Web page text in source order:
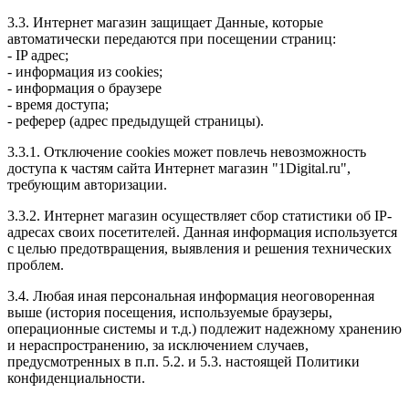
3.3. Интернет магазин защищает Данные, которые
автоматически передаются при посещении страниц:
- IP адрес;
- информация из cookies;
- информация о браузере
- время доступа;
- реферер (адрес предыдущей страницы).
3.3.1. Отключение cookies может повлечь невозможность
доступа к частям сайта Интернет магазин "1Digital.ru",
требующим авторизации.
3.3.2. Интернет магазин осуществляет сбор статистики об IP-
адресах своих посетителей. Данная информация используется
с целью предотвращения, выявления и решения технических
проблем.
3.4. Любая иная персональная информация неоговоренная
выше (история посещения, используемые браузеры,
операционные системы и т.д.) подлежит надежному хранению
и нераспространению, за исключением случаев,
предусмотренных в п.п. 5.2. и 5.3. настоящей Политики
конфиденциальности.